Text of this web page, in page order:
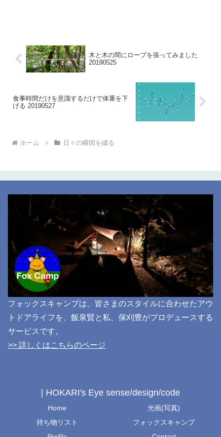
木と木の間にロープを張ってみました
20190525
食事時間だけを意識するだけで体重を下
げる 20190527
ホーム 日々の瞬間を綴る
フォックスキャンプは、皆さまのスタイルに合わせたアウ
トドアライフを、飯泉賢と私、保刈豊がプロデュースする
サービスです。
>> 詳しくはこちらのページ
| HOKARI's Eye sense/design/code
Home
光画(写真)
持ち物リスト
フォックスキャンプ